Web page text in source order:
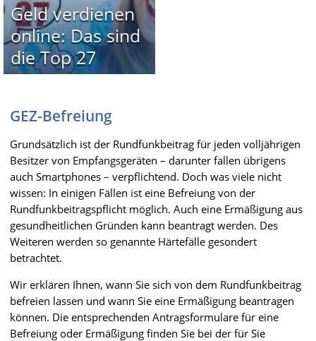
Geld verdienen
online: Das sind
die Top 27
GEZ-Befreiung
Grundsätzlich ist der Rundfunkbeitrag für jeden volljährigen
Besitzer von Empfangsgeräten – darunter fallen übrigens
auch Smartphones – verpflichtend. Doch was viele nicht
wissen: In einigen Fällen ist eine Befreiung von der
Rundfunkbeitragspflicht möglich. Auch eine Ermäßigung aus
gesundheitlichen Gründen kann beantragt werden. Des
Weiteren werden so genannte Härtefälle gesondert
betrachtet.
Wir erklären Ihnen, wann Sie sich von dem Rundfunkbeitrag
befreien lassen und wann Sie eine Ermäßigung beantragen
können. Die entsprechenden Antragsformulare für eine
Befreiung oder Ermäßigung finden Sie bei der für Sie